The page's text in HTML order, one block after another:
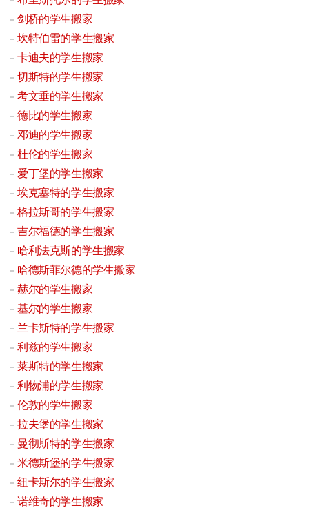
剑桥的学生搬家
坎特伯雷的学生搬家
卡迪夫的学生搬家
切斯特的学生搬家
考文垂的学生搬家
德比的学生搬家
邓迪的学生搬家
杜伦的学生搬家
爱丁堡的学生搬家
埃克塞特的学生搬家
格拉斯哥的学生搬家
吉尔福德的学生搬家
哈利法克斯的学生搬家
哈德斯菲尔德的学生搬家
赫尔的学生搬家
基尔的学生搬家
兰卡斯特的学生搬家
利兹的学生搬家
莱斯特的学生搬家
利物浦的学生搬家
伦敦的学生搬家
拉夫堡的学生搬家
曼彻斯特的学生搬家
米德斯堡的学生搬家
纽卡斯尔的学生搬家
诺维奇的学生搬家